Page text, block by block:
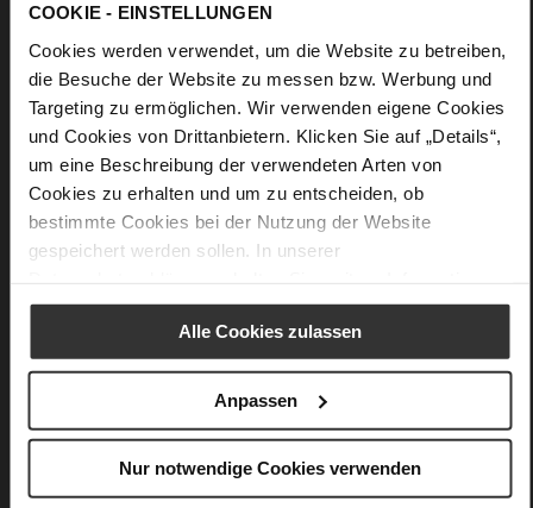
COOKIE - EINSTELLUNGEN
Cookies werden verwendet, um die Website zu betreiben,
die Besuche der Website zu messen bzw. Werbung und
Targeting zu ermöglichen. Wir verwenden eigene Cookies
und Cookies von Drittanbietern. Klicken Sie auf „Details“,
um eine Beschreibung der verwendeten Arten von
Cookies zu erhalten und um zu entscheiden, ob
bestimmte Cookies bei der Nutzung der Website
gespeichert werden sollen. In unserer
Alle Cookies zulassen
Anpassen
Nur notwendige Cookies verwenden
Optik
Care